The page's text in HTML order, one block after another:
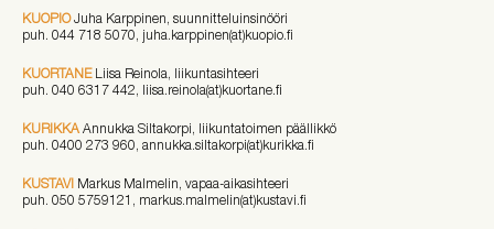
KUOPIOJuha Karppinen, suunnitteluinsinööri
puh. 044 718 5070, juha.karppinen(at)kuopio.fi
KUORTANELiisa Reinola, liikuntasihteeri
puh. 040 6317 442, liisa.reinola(at)kuortane.fi
KURIKKA Annukka Siltakorpi, liikuntatoimen päällikkö
puh. 0400 273 960, annukka.siltakorpi(at)kurikka.fi
KUSTAVI Markus Malmelin, vapaa-aikasihteeri
puh. 050 5759121, markus.malmelin(at)kustavi.fi